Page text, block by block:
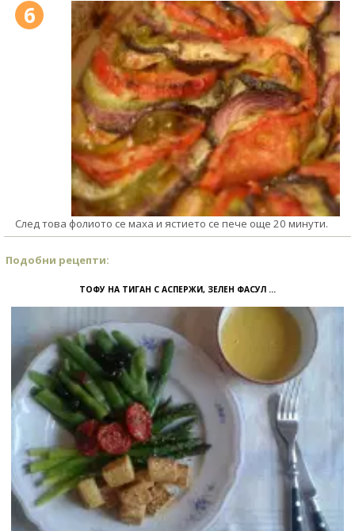
6
След това фолиото се маха и ястието се пече още 20 минути.
Подобни рецепти:
ТОФУ НА ТИГАН С АСПЕРЖИ, ЗЕЛЕН ФАСУЛ ...